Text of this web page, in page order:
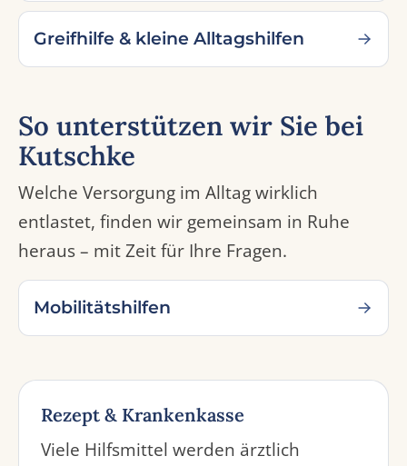
Greifhilfe & kleine Alltagshilfen
So unterstützen wir Sie bei
Kutschke
Welche Versorgung im Alltag wirklich
entlastet, finden wir gemeinsam in Ruhe
heraus – mit Zeit für Ihre Fragen.
Mobilitätshilfen
Rezept & Krankenkasse
Viele Hilfsmittel werden ärztlich